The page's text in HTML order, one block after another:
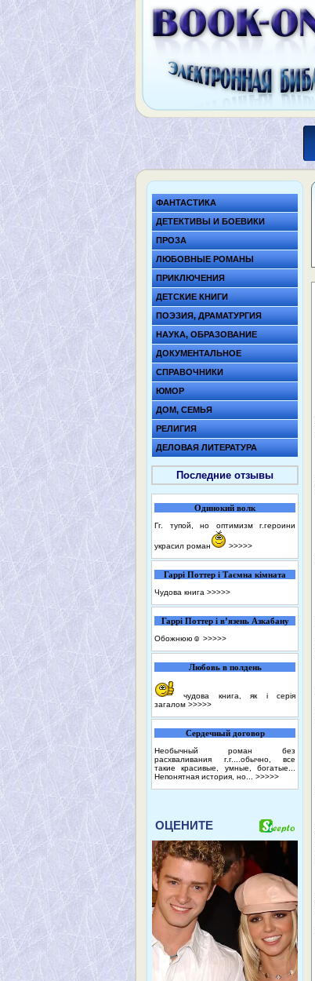
ФАНТАСТИКА
ДЕТЕКТИВЫ И БОЕВИКИ
ПРОЗА
ЛЮБОВНЫЕ РОМАНЫ
ПРИКЛЮЧЕНИЯ
ДЕТСКИЕ КНИГИ
ПОЭЗИЯ, ДРАМАТУРГИЯ
НАУКА, ОБРАЗОВАНИЕ
ДОКУМЕНТАЛЬНОЕ
СПРАВОЧНИКИ
ЮМОР
ДОМ, СЕМЬЯ
РЕЛИГИЯ
ДЕЛОВАЯ ЛИТЕРАТУРА
Последние отзывы
Одинокий волк
Гг. тупой, но оптимизм г.героини
украсил роман >>>>>
Гаррі Поттер і Таємна кімната
Чудова книга >>>>>
Гаррі Поттер і в’язень Азкабану
Обожнюю☺️ >>>>>
Любовь в полдень
чудова книга, як і серія
загалом >>>>>
Сердечный договор
Необычный роман без
расхваливания г.г....обычно, все
такие красивые, умные, богатые...
Непонятная история, но... >>>>>
ОЦЕНИТЕ